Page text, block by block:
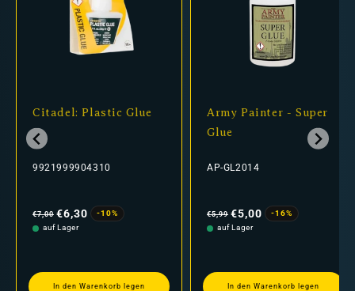
Citadel: Plastic Glue
9921999904310
Preis
€7,00 €6,30
-10%
auf Lager
In den Warenkorb legen
Army Painter - Super
Glue
AP-GL2014
Preis
€5,99 €5,00
-16%
auf Lager
In den Warenkorb legen